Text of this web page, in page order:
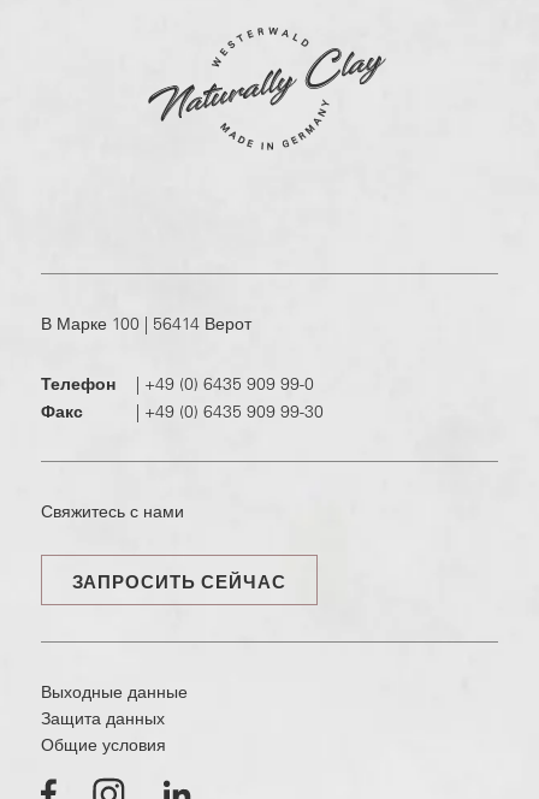
В Марке 100 | 56414 Верот
Телефон | +49 (0) 6435 909 99-0
Факс
| +49 (0) 6435 909 99-30
Свяжитесь с нами
ЗАПРОСИТЬ СЕЙЧАС
Выходные данные
Защита данных
Общие условия